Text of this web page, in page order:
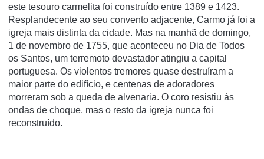
este tesouro carmelita foi construído entre 1389 e 1423.
Resplandecente ao seu convento adjacente, Carmo já foi a
igreja mais distinta da cidade. Mas na manhã de domingo,
1 de novembro de 1755, que aconteceu no Dia de Todos
os Santos, um terremoto devastador atingiu a capital
portuguesa. Os violentos tremores quase destruíram a
maior parte do edifício, e centenas de adoradores
morreram sob a queda de alvenaria. O coro resistiu às
ondas de choque, mas o resto da igreja nunca foi
reconstruído.